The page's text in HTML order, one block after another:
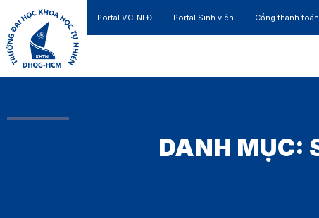
Portal VC-NLĐ Portal Sinh viên Cổng thanh
DANH MỤC: